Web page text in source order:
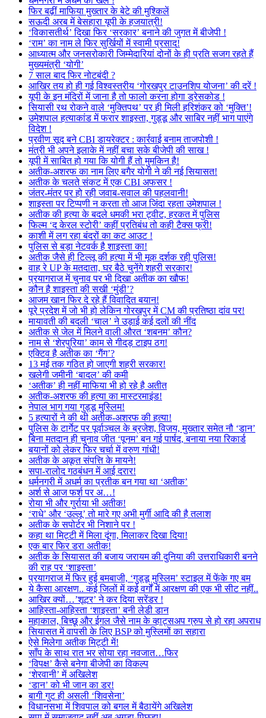
फिर बढ़ीं माफिया मुख्तार के बेटे की मुश्किलें
सऊदी अरब में बेसहारा यूपी के हजयात्री!
‘विकासतीर्थ’ दिखा फिर ‘सरकार’ बनाने की जुगत में बीजेपी !
‘राम’ का नाम ले फिर सुर्खियों में स्वामी प्रसाद!
आध्यात्म और जनसरोकारी जिम्मेदारियां दोनों के ही प्रति सजग रहते हैं
मुख्यमंत्री ‘योगी’
7 साल बाद फिर नोटबंदी ?
आखिर तय हो ही गई विश्वस्तरीय ‘गोरखपुर टाउनशिप योजना’ की दरें !
यूपी के इन मंदिरों में जाना है तो फालो करना होगा ड्रेसकोड !
सियासी रथ रोकने वाले ‘मुक्तिपथ’ पर ही मिली हरिशंकर को ‘मुक्ति’!
उमेशपाल हत्याकांड में फरार शाइस्ता, गुड्डू और साबिर नहीं भाग पाएंगे
विदेश !
प्रवीण सूद बने CBI डायरेक्टर : कार्रवाई बनाम ताजपोशी !
मंत्री भी अपने इलाके में नहीं बचा सके बीजेपी की साख !
यूपी में साबित हो गया कि योगी हैं तो मुमकिन है!
अतीक-अशरफ का नाम लिए बगैर योगी ने की नई सियासत!
अतीक के चलते संकट में एक CBI अफसर !
जंतर-मंतर पर हो रही जवाब-सवाल की पहलवानी!
शाइस्ता पर टिप्पणी न करता तो आज जिंदा रहता उमेशपाल !
अतीक की हत्या के बदले धमकी भरा ट्वीट, हरकत में पुलिस
फिल्म ‘द केरल स्टोरी’ कहीं प्रतिबंध तो कही टैक्स फ्री!
काशी में लग रहा बंदरों का कट आउट !
पुलिस से बड़ा नेटवर्क है शाइस्ता का!
अतीक जैसे ही टिल्लू की हत्या में भी मूक दर्शक रही पुलिस!
वाह रे UP के मतदाता, घर बैठे चुनेंगे शहरी सरकार!
प्रयागराज में चुनाव पर भी दिखा अतीक का खौफ!
कौन है शाइस्ता की सखी ‘मुंडी’?
आजम खान फिर दे रहे हैं विवादित बयान!
पूरे प्रदेश में जो भी हो लेकिन गोरखपुर में CM की प्रतिष्ठा दांव पर!
मायावती की बदली ‘चाल’ ने उड़ाई कई दलों की नींद
अतीक से जेल में मिलने वाली औरत ‘शबनम’ कौन?
नाम से ‘शेरपुरिया’ काम से गीदड़ टाइप ठग!
एक्टिव है अतीक का ‘गैंग’?
13 मई तक गठित हो जाएगी शहरी सरकार!
खलेगी जमीनी ‘बादल’ की कमी
‘अतीक’ ही नहीं माफिया भी हो रहे है अतीत
अतीक-अशरफ की हत्या का मास्टरमाइंड!
नेपाल भाग गया गुड्डू मुस्लिम!
5 हत्यारों ने की थी अतीक-अशरफ की हत्या!
पुलिस के टार्गेट पर पूर्वाञ्चल के ब्रजेश, विजय, मुख्तार समेत नौ ‘डान’
बिना मतदान ही चुनाव जीत ‘पूनम’ बन गई पार्षद, बनाया नया रिकार्ड
बयानों को लेकर फिर चर्चा में वरुण गांधी!
अतीक के अकूत संपत्ति के मायने!
सपा-रालोद गठबंधन में आई दरार!
धर्मनगरी में अधर्म का प्रतीक बन गया था ‘अतीक’
अर्श से आज फर्श पर अ…!
रोया भी और गुर्राया भी अतीक!
‘राधे’ और ‘उल्लू’ तो मारे गए अभी मुर्गी आदि की है तलाश
अतीक के सपोर्टर भी निशाने पर !
कहा था मिट्टी में मिला दूंगा, मिलाकर दिखा दिया!
एक बार फिर डरा अतीक!
अतीक के सियासत की बजाय जरायम की दुनिया की उत्तराधिकारी बनने
की राह पर ‘शाइस्ता’
प्रयागराज में फिर हुई बमबाजी, ‘गुड्डू मुस्लिम’ स्टाइल में फेंके गए बम
ये कैसा आरक्षण.. कई जिलों में कई वर्गों में आरक्षण की एक भी सीट नहीं..
आखिर क्यों…’शूटर’ ने कर दिया सरेंडर !
आहिस्ता-आहिस्ता ‘शाइस्ता’ बनी लेडी डान
महाकाल, बिच्छू और ईगल जैसे नाम के व्हाट्सअप ग्रुप से हो रहा अपराध
सियासत में वापसी के लिए BSP को मुस्लिमों का सहारा
ऐसे मिलेगा अतीक मिट्टी में!
साँप के साथ रात भर सोया रहा नवजात…फिर
‘विपक्ष’ कैसे बनेगा बीजेपी का विकल्प
‘शेरवानी’ में अखिलेश
‘डान’ को भी जान का डर!
बागी गुट ही असली ‘शिवसेना’
विधानसभा में शिवपाल को बगल में बैठायेंगे अखिलेश